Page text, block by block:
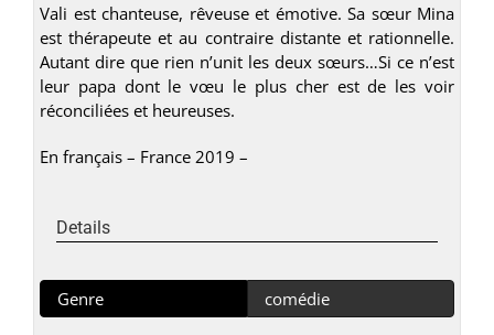
Vali est chanteuse, rêveuse et émotive. Sa sœur Mina
est thérapeute et au contraire distante et rationnelle.
Autant dire que rien n’unit les deux sœurs…Si ce n’est
leur papa dont le vœu le plus cher est de les voir
réconciliées et heureuses.
En français – France 2019 –
Details
Genre comédie